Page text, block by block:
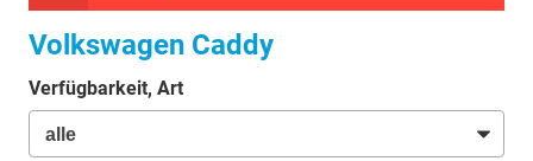
Volkswagen Caddy
Verfügbarkeit, Art